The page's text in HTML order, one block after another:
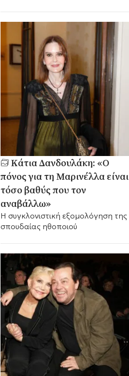
Κάτια Δανδουλάκη: «Ο
πόνος για τη Μαρινέλλα είναι
τόσο βαθύς που τον
αναβάλλω»
Η συγκλονιστική εξομολόγηση της
σπουδαίας ηθοποιού